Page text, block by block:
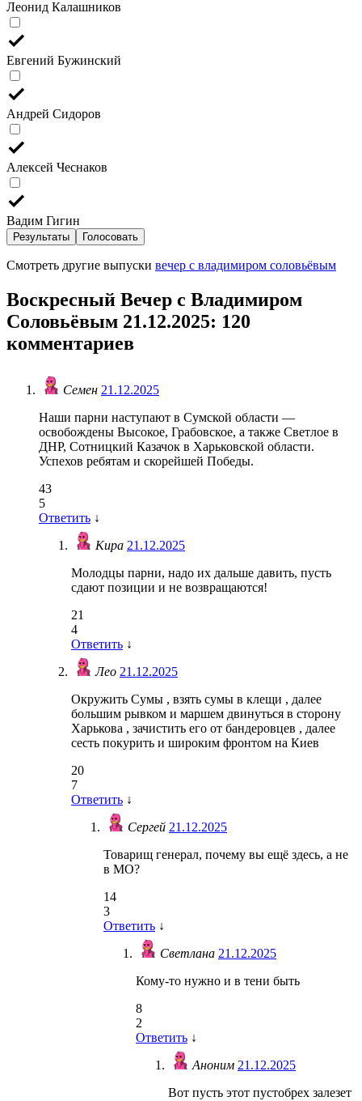
Леонид Калашников
Евгений Бужинский
Андрей Сидоров
Алексей Чеснаков
Вадим Гигин
Результаты Голосовать
Смотреть другие выпуски вечер с владимиром соловьёвым
Воскресный Вечер с Владимиром
Соловьёвым 21.12.2025: 120
комментариев
Семен 21.12.2025
Наши парни наступают в Сумской области —
освобождены Высокое, Грабовское, а также Светлое в
ДНР, Сотницкий Казачок в Харьковской области.
Успехов ребятам и скорейшей Победы.
43
5
Ответить ↓
Кира 21.12.2025
Молодцы парни, надо их дальше давить, пусть
сдают позиции и не возвращаются!
21
4
Ответить ↓
Лео 21.12.2025
Окружить Сумы , взять сумы в клещи , далее
большим рывком и маршем двинуться в сторону
Харькова , зачистить его от бандеровцев , далее
сесть покурить и широким фронтом на Киев
20
7
Ответить ↓
Сергей 21.12.2025
Товарищ генерал, почему вы ещё здесь, а не
в МО?
14
3
Ответить ↓
Светлана 21.12.2025
Кому-то нужно и в тени быть
8
2
Ответить ↓
Аноним 21.12.2025
Вот пусть этот пустобрех залезет